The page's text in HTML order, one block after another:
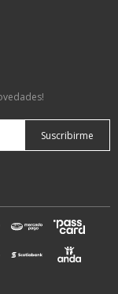
Suscribirme